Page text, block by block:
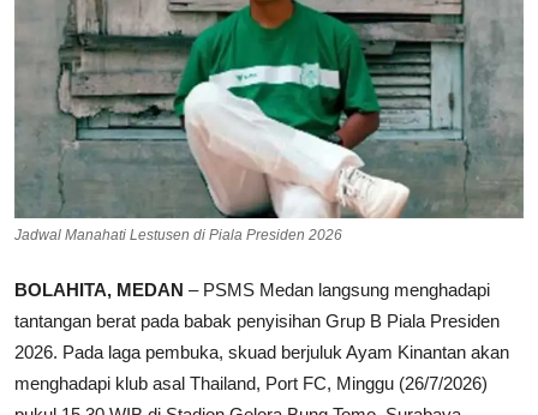
Jadwal Manahati Lestusen di Piala Presiden 2026
BOLAHITA, MEDAN – PSMS Medan langsung menghadapi
tantangan berat pada babak penyisihan Grup B Piala Presiden
2026. Pada laga pembuka, skuad berjuluk Ayam Kinantan akan
menghadapi klub asal Thailand, Port FC, Minggu (26/7/2026)